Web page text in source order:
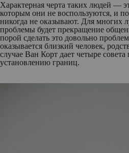
Характерная черта таких людей —
которым они не воспользуются, и
никогда не оказывают. Для многих
проблемы будет прекращение
порой сделать это довольно
оказывается близкий человек,
случае Ван Корт дает четыре
установлению границ.